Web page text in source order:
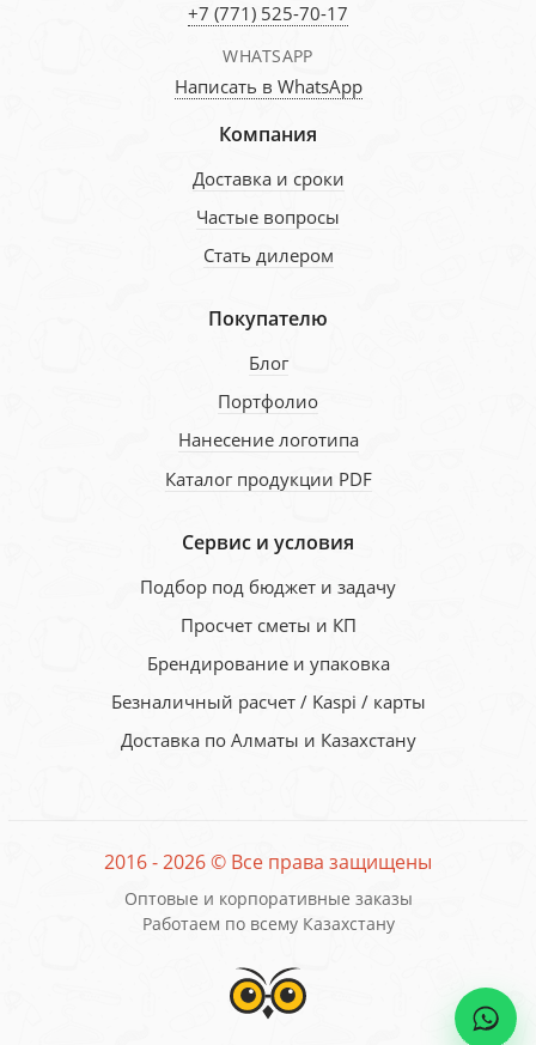
+7 (771) 525-70-17
WHATSAPP
Написать в WhatsApp
Компания
Доставка и сроки
Частые вопросы
Стать дилером
Покупателю
Блог
Портфолио
Нанесение логотипа
Каталог продукции PDF
Сервис и условия
Подбор под бюджет и задачу
Просчет сметы и КП
Брендирование и упаковка
Безналичный расчет / Kaspi / карты
Доставка по Алматы и Казахстану
2016 - 2026 © Все права защищены
Оптовые и корпоративные заказы
Работаем по всему Казахстану